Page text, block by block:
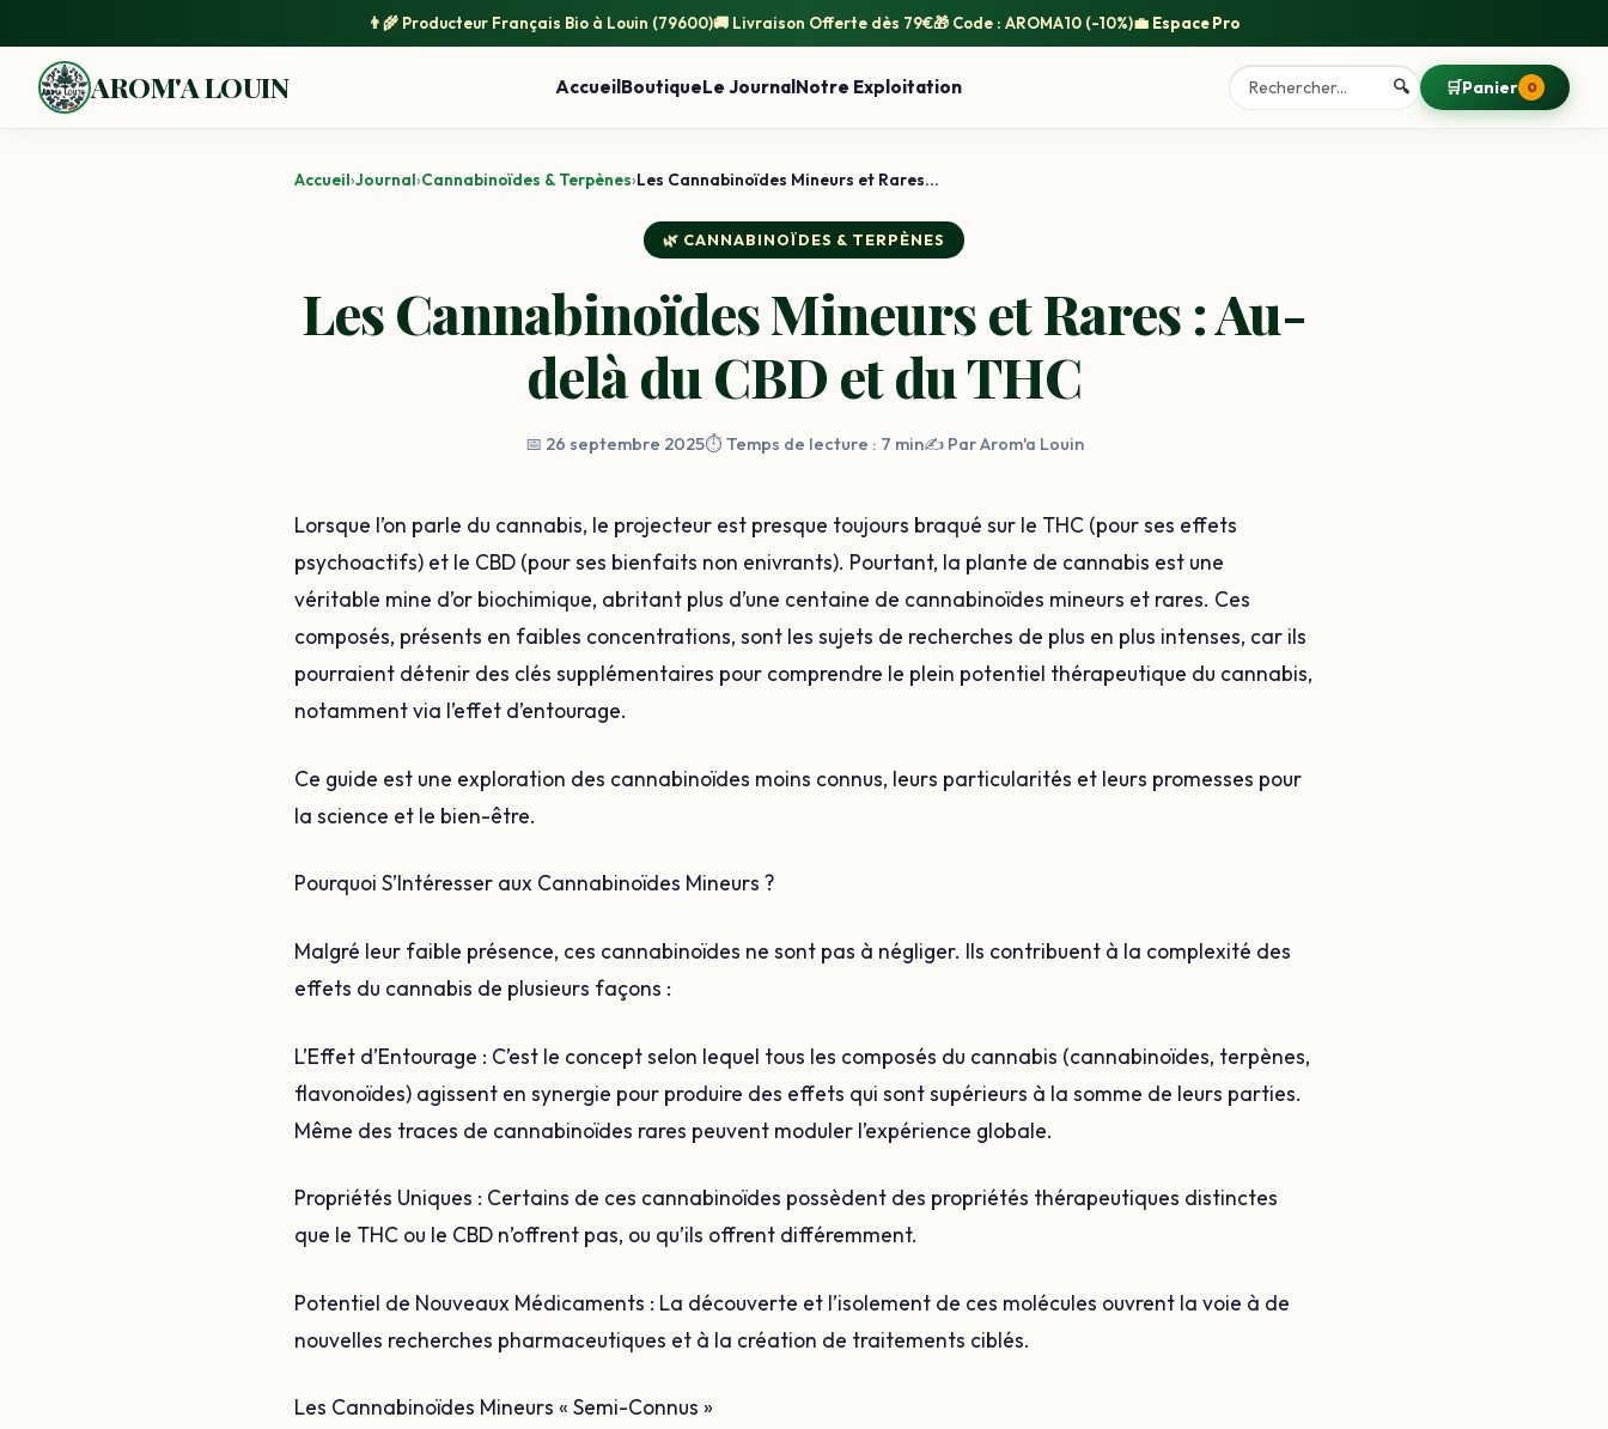
👨‍🌾 Producteur Français Bio à Louin (79600)🚚 Livraison Offerte dès 79€🎁 Code : AROMA10 (-10%)💼 Espace Pro
AROM'A LOUIN AccueilBoutiqueLe JournalNotre Exploitation 🔍 🛒Panier 0
Accueil›Journal›Cannabinoïdes & Terpènes›Les Cannabinoïdes Mineurs et Rares...
🌿 CANNABINOÏDES & TERPÈNES
Les Cannabinoïdes Mineurs et Rares : Au-
delà du CBD et du THC
📅 26 septembre 2025⏱️ Temps de lecture : 7 min✍️ Par Arom'a Louin
Lorsque l’on parle du cannabis, le projecteur est presque toujours braqué sur le THC (pour ses effets
psychoactifs) et le CBD (pour ses bienfaits non enivrants). Pourtant, la plante de cannabis est une
véritable mine d’or biochimique, abritant plus d’une centaine de cannabinoïdes mineurs et rares. Ces
composés, présents en faibles concentrations, sont les sujets de recherches de plus en plus intenses, car ils
pourraient détenir des clés supplémentaires pour comprendre le plein potentiel thérapeutique du cannabis,
notamment via l’effet d’entourage.
Ce guide est une exploration des cannabinoïdes moins connus, leurs particularités et leurs promesses pour
la science et le bien-être.
Pourquoi S’Intéresser aux Cannabinoïdes Mineurs ?
Malgré leur faible présence, ces cannabinoïdes ne sont pas à négliger. Ils contribuent à la complexité des
effets du cannabis de plusieurs façons :
L’Effet d’Entourage : C’est le concept selon lequel tous les composés du cannabis (cannabinoïdes, terpènes,
flavonoïdes) agissent en synergie pour produire des effets qui sont supérieurs à la somme de leurs parties.
Même des traces de cannabinoïdes rares peuvent moduler l’expérience globale.
Propriétés Uniques : Certains de ces cannabinoïdes possèdent des propriétés thérapeutiques distinctes
que le THC ou le CBD n’offrent pas, ou qu’ils offrent différemment.
Potentiel de Nouveaux Médicaments : La découverte et l’isolement de ces molécules ouvrent la voie à de
nouvelles recherches pharmaceutiques et à la création de traitements ciblés.
Les Cannabinoïdes Mineurs « Semi-Connus »